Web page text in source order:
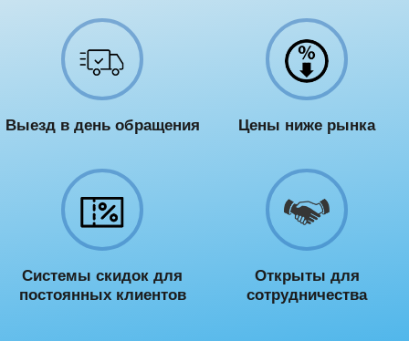
Выезд в день обращения Цены ниже рынка
Системы скидок для
постоянных клиентов
Открыты для
сотрудничества